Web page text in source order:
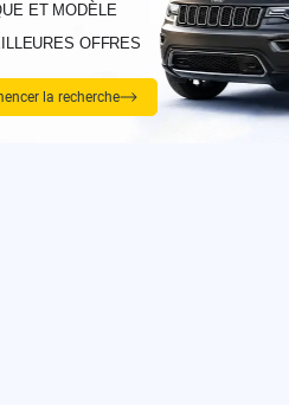
ET MODÈLE
OFFRES
la recherche